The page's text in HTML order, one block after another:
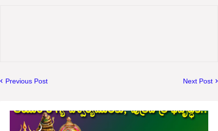
Previous Post Next Post